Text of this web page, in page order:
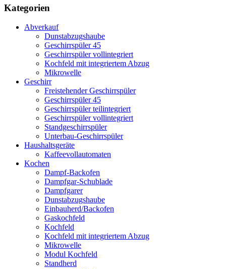
Kategorien
Abverkauf
Dunstabzugshaube
Geschirrspüler 45
Geschirrspüler vollintegriert
Kochfeld mit integriertem Abzug
Mikrowelle
Geschirr
Freistehender Geschirrspüler
Geschirrspüler 45
Geschirrspüler teilintegriert
Geschirrspüler vollintegriert
Standgeschirrspüler
Unterbau-Geschirrspüler
Haushaltsgeräte
Kaffeevollautomaten
Kochen
Dampf-Backofen
Dampfgar-Schublade
Dampfgarer
Dunstabzugshaube
Einbauherd/Backofen
Gaskochfeld
Kochfeld
Kochfeld mit integriertem Abzug
Mikrowelle
Modul Kochfeld
Standherd